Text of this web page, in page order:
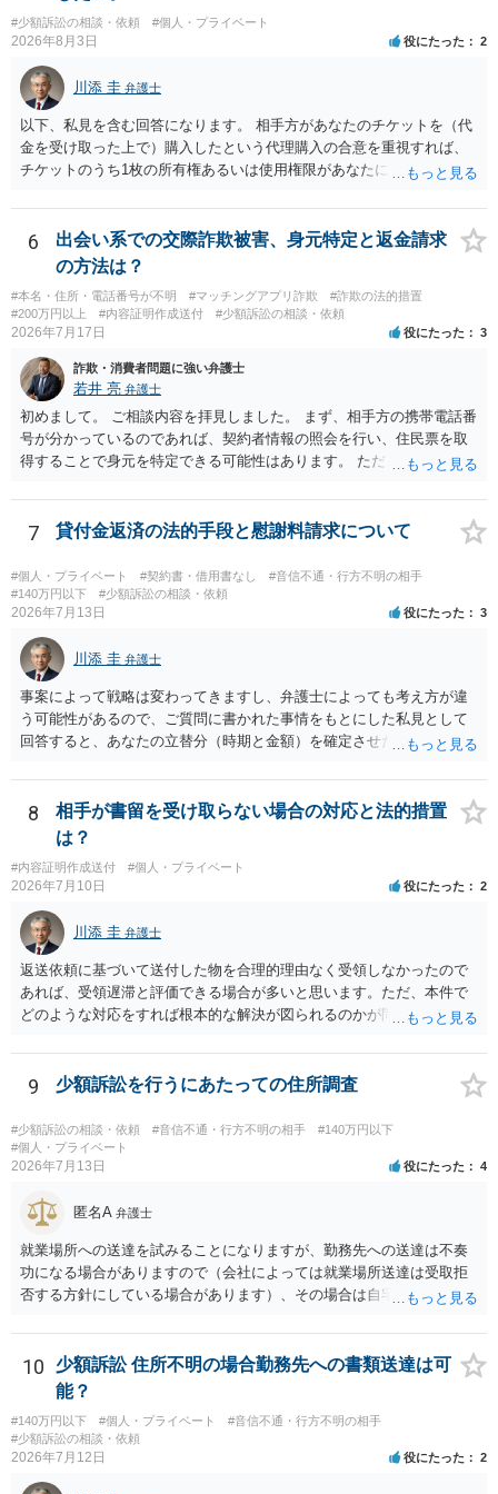
#少額訴訟の相談・依頼 #個人・プライベート
2026年8月3日 役にたった 2
川添 圭 弁護士
以下、私見を含む回答になります。 相手方があなたのチケットを（代
金を受け取った上で）購入したという代理購入の合意を重視すれば、
チケットのうち1枚の所有権あるいは使用権限があなたにあり、チケッ
す。 一方、このチケット購入には「相手方と一緒に行く」という合意
も付随していたことを無視することができません。こちらを重視すれ
ば、交際を終了させたことにより「一緒に行く」という結果の実現に
重大な障害が発生しており、当然にチケットを引き渡すべきといえる
かは微妙であり、むしろ返金すべきとするのが当事者の合理的意思に
合致するのではないか、という判断に傾くことになると思います。 例
隣り合わせになることは避けたいという心理が働くことも無理からぬ
ところです。一方、チケットがエリア指定のアリーナ席であれば隣り
合わせにならずに済むかもしれませんし、そのチケットが入手困難で
あったり特別席であったりすれば、判断は変わってくるかもしれませ
ん。当該チケットがチケット転売防止法に規定する特定興行入場券に
外に選択肢がない場合もあるでしょう。 このように、本件の紛争は、
法的には「当事者の合理的意思」がどこにあるのかを追求した解決が
必要になると思われます。なかなか難しい問題なので、弁護士によっ
ても回答は異なるかもしれません。
6
出会い系での交際詐欺被害、身元特定と返金請求
の方法は？
#本名・住所・電話番号が不明 #マッチングアプリ詐欺
#詐欺の法的措置
#200万円以上
#内容証明作成送付 #少額訴訟の相談・依頼
2026年7月17日 役にたった 3
詐欺・消費者問題に強い弁護士
若井 亮 弁護士
初めまして。 ご相談内容を拝見しました。 まず、相手方の携帯電話番
号が分かっているのであれば、契約者情報の照会を行い、住民票を取
得することで身元を特定できる可能性はあります。 ただ、他人名義の
ろです。 LINEについても、詐欺の事案であれば照会できる可能性はあ
りますが、携帯電話の番号を経由する方法より難しくなります。 身元
本的に贈与に該当する場合には返金請求ができません。 詐欺を含め、
当方に返金の理屈があるかどうかを確認していきます。 さらに、渡し
た金額について、裏付けがあるかどうかも精査します。 上記を経て、
身元の特定、返金の理屈があると判断できるのであれば、まずは交渉
からスタートすることになるでしょう。 ご理解のとおり、詐欺である
ことの立証は簡単ではありません。 刑事事件化が出来るのであれば、
返金交渉で有利になる可能性がありますが、民事上の詐欺の立証以上
に難しいところがあります。 こちらについては、一度、最寄りの警察
署に被害相談をするようにしてください。 具体的な見通しに関して
7 貸付金返済の法的手段と慰謝料請求について
#個人・プライベート #契約書・借用書なし
#音信不通・行方不明の相手
#140万円以下
#少額訴訟の相談・依頼
2026年7月13日 役にたった 3
川添 圭 弁護士
事案によって戦略は変わってきますし、弁護士によっても考え方が違
う可能性があるので、ご質問に書かれた事情をもとにした私見として
回答すると、あなたの立替分（時期と金額）を確定させた上で、淡々
と、もし異議申立てがなされる可能性が高そうであれば時間の浪費
（通常訴訟へ移行する日数分空転する）になりますし、支払督促及び
その異議後の通常訴訟は相手方の住所地が管轄裁判所になるため（特
に相手方が遠方である場合は）対応が面倒な場合があるからです。相
手方の主張については、和解で減額を考慮すればよいと思います。 な
お、残念ながら、「連絡も返ってこず、返済の目処も立たずで精神的
ダメージが大きく」という理由では、慰謝料請求は通常は認められま
せん。
8
相手が書留を受け取らない場合の対応と法的措置
は？
#内容証明作成送付 #個人・プライベート
2026年7月10日 役にたった 2
川添 圭 弁護士
返送依頼に基づいて送付した物を合理的理由なく受領しなかったので
あれば、受領遅滞と評価できる場合が多いと思います。ただ、本件で
どのような対応をすれば根本的な解決が図られるのかが問題になるた
料します。
9 少額訴訟を行うにあたっての住所調査
#少額訴訟の相談・依頼 #音信不通・行方不明の相手
#140万円以下
#個人・プライベート
2026年7月13日 役にたった 4
匿名A 弁護士
就業場所への送達を試みることになりますが、勤務先への送達は不奏
功になる場合がありますので（会社によっては就業場所送達は受取拒
否する方針にしている場合があります）、その場合は自宅の住所調査
10
少額訴訟 住所不明の場合勤務先への書類送達は可
能？
#140万円以下 #個人・プライベート
#音信不通・行方不明の相手
#少額訴訟の相談・依頼
2026年7月12日 役にたった 2